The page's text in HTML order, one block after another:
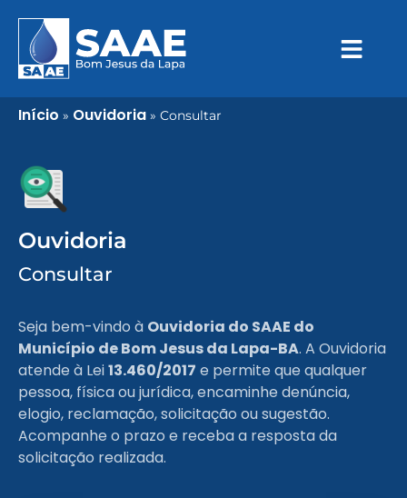
Início » Ouvidoria » Consultar
Ouvidoria
Consultar
Seja bem-vindo à Ouvidoria do SAAE do
Município de Bom Jesus da Lapa-BA. A Ouvidoria
atende à Lei13.460/2017 e permite que qualquer
pessoa, física ou jurídica, encaminhe denúncia,
elogio, reclamação, solicitação ou sugestão.
Acompanhe o prazo e receba a resposta da
solicitação realizada.